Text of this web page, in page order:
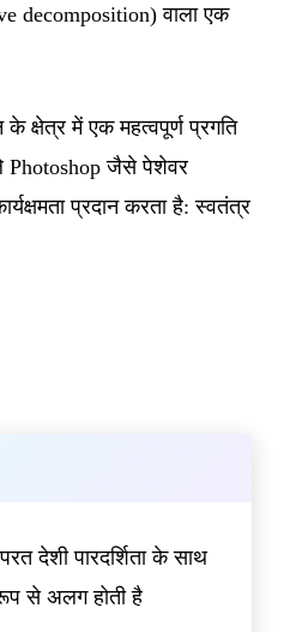
decomposition) वाला एक
में एक महत्वपूर्ण प्रगति
Photoshop जैसे पेशेवर
प्रदान करता है: स्वतंत्र
देशी पारदर्शिता के साथ
से अलग होती है